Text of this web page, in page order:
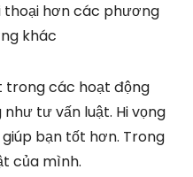
thoại hơn các phương
khác
trong các hoạt động
tư vấn luật. Hi vọng
bạn tốt hơn. Trong
của mình.